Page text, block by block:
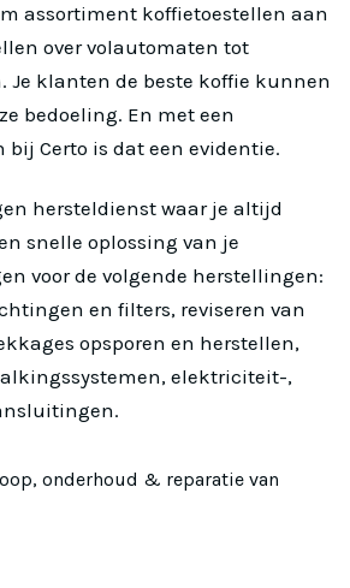
assortiment koffietoestellen aan
over volautomaten tot
Je klanten de beste koffie kunnen
bedoeling. En met een
Certo is dat een evidentie.
hersteldienst waar je altijd
snelle oplossing van je
voor de volgende herstellingen:
en filters, reviseren van
opsporen en herstellen,
elektriciteit-,